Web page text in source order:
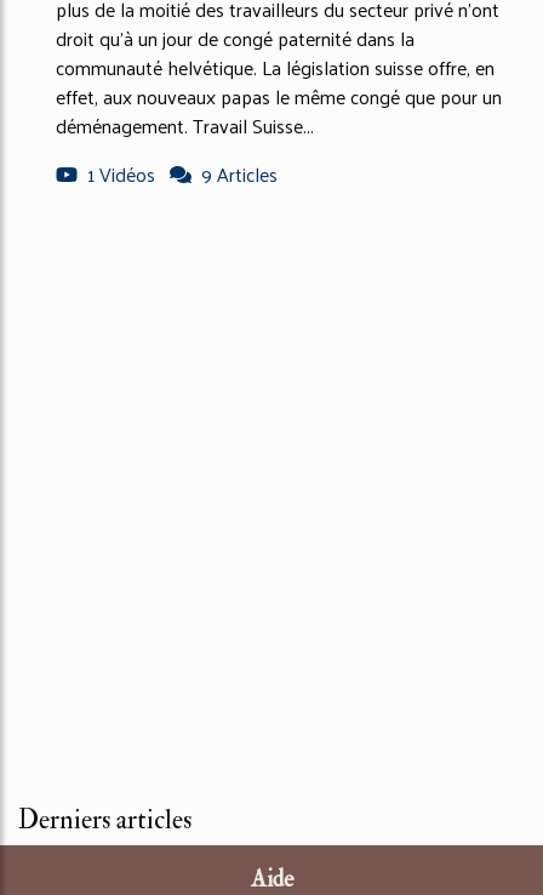
plus de la moitié des travailleurs du secteur privé n'ont
droit qu'à un jour de congé paternité dans la
communauté helvétique. La législation suisse offre, en
effet, aux nouveaux papas le même congé que pour un
déménagement. Travail Suisse...
1 Vidéos
9 Articles
Derniers articles
Aide